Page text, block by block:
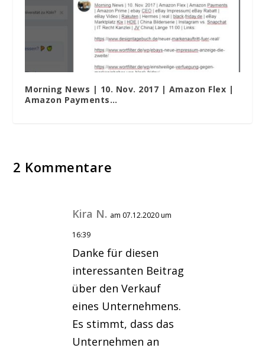
Morning News | 10. Nov. 2017 | Amazon Flex |
Amazon Payments…
2 Kommentare
Kira N. am 07.12.2020 um
16:39
Danke für diesen
interessanten Beitrag
über den Verkauf
eines Unternehmens.
Es stimmt, dass das
Unternehmen an